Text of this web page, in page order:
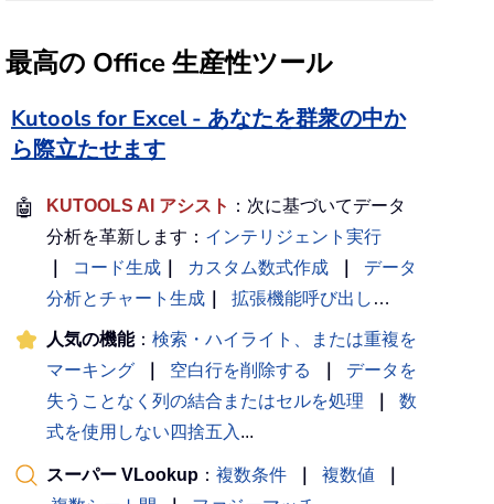
最高の Office 生産性ツール
Kutools for Excel - あなたを群衆の中か
ら際立たせます
🤖 KUTOOLS AI アシスト ：次に基づいてデータ
分析を革新します： インテリジェント実行
コード生成 カスタム数式作成
データ
分析とチャート生成
拡張機能呼び出し …
人気の機能： 検索・ハイライト、または重複を
マーキング
空白行を削除する
データを
失うことなく列の結合またはセルを処理
数
式を使用しない四捨五入 ...
スーパー VLookup ： 複数条件 複数値